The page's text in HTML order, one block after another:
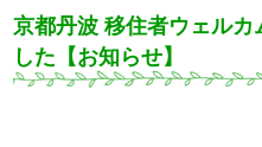
京都丹波 移住者ウェルカ
した【お知らせ】